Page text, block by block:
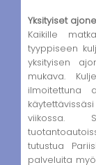
Yksityiset
Kaikille
tyyppiseen
yksityisen
mukava.
ilmoitettuna
viikossa.
tutustua
palveluita